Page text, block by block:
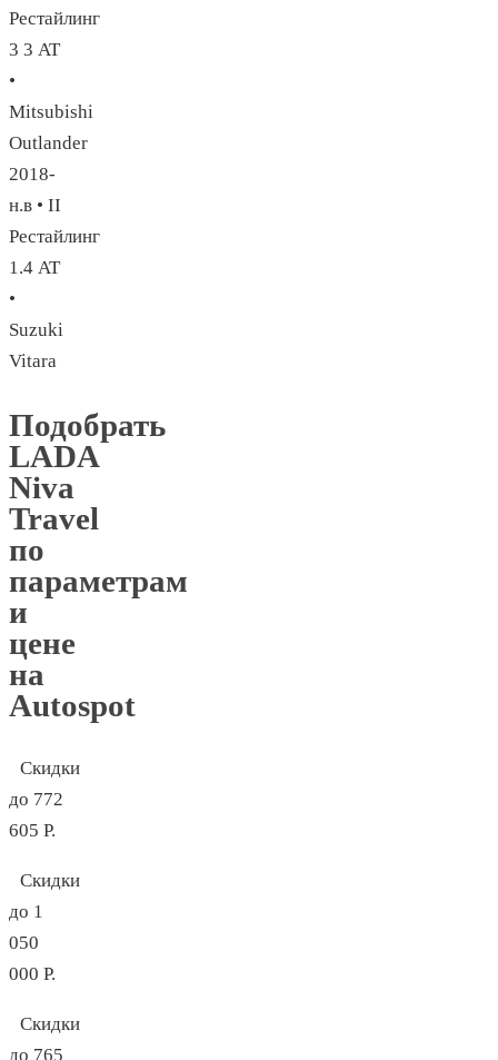
Рестайлинг
3 3 AT
•
Mitsubishi
Outlander
2018-
н.в • II
Рестайлинг
1.4 AT
•
Suzuki
Vitara
Подобрать
LADA
Niva
Travel
по
параметрам
и
цене
на
Autospot
Скидки
до 772
605 Р.
Скидки
до 1
050
000 Р.
Скидки
до 765